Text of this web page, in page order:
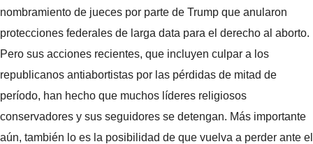
nombramiento de jueces por parte de Trump que anularon
protecciones federales de larga data para el derecho al aborto.
Pero sus acciones recientes, que incluyen culpar a los
republicanos antiabortistas por las pérdidas de mitad de
período, han hecho que muchos líderes religiosos
conservadores y sus seguidores se detengan. Más importante
aún, también lo es la posibilidad de que vuelva a perder ante el